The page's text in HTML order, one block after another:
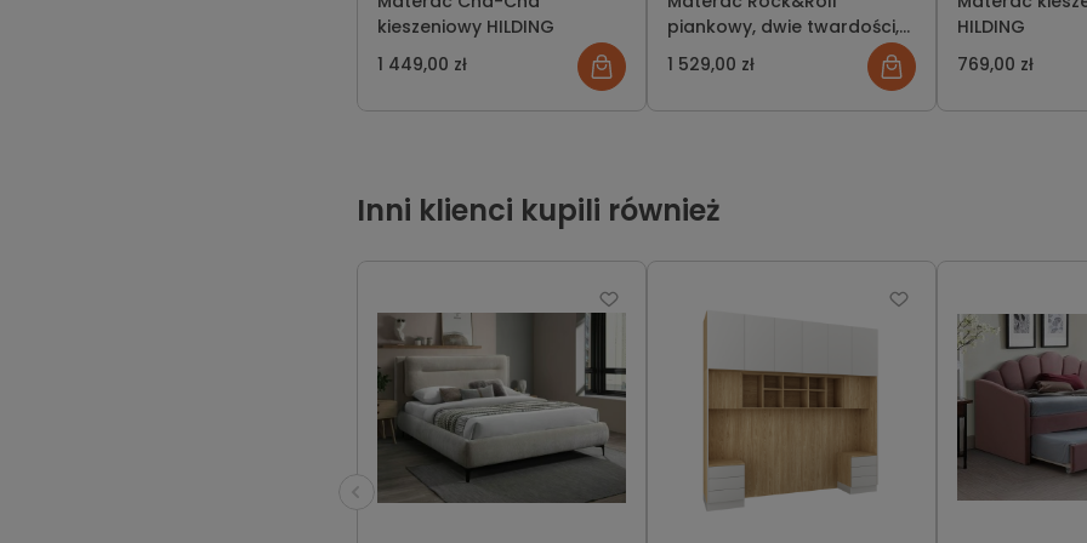
kieszeniowy HILDING
1 449,00 zł
piankowy, dwie twardości,
HILDING
1 529,00 zł
HILDING
769,00 zł
Inni klienci kupili również